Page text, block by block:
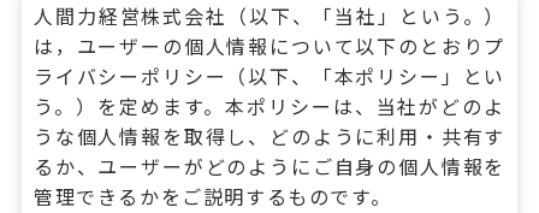
人間力経営株式会社（以下、「当社」という。）
は，ユーザーの個人情報について以下のとおりプ
ライバシーポリシー（以下、「本ポリシー」とい
う。）を定めます。本ポリシーは、当社がどのよ
うな個人情報を取得し、どのように利用・共有す
るか、ユーザーがどのようにご自身の個人情報を
管理できるかをご説明するものです。